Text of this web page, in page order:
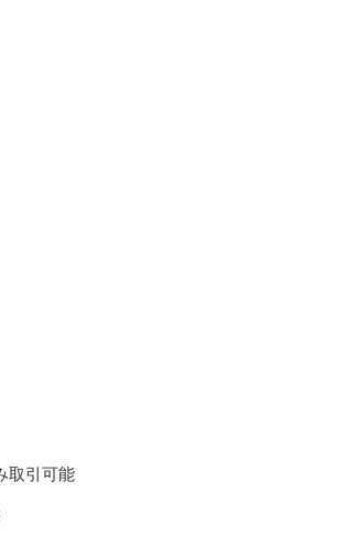
取引可能